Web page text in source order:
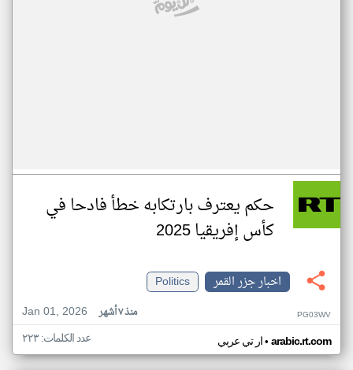
حكم يعترف بارتكابه خطأ فادحا في
كأس إفريقيا 2025
اخبار جزر القمر
Politics
Jan 01, 2026
منذ ٧ أشهر PG03WV
ار تي عربي• arabic.rt.com عدد الكلمات: ٢٢٣